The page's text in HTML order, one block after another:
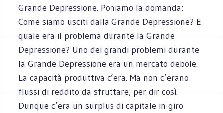
Grande Depressione. Poniamo la domanda:
Come siamo usciti dalla Grande Depressione? E
quale era il problema durante la Grande
Depressione? Uno dei grandi problemi durante
la Grande Depressione era un mercato debole.
La capacità produttiva c’era. Ma non c’erano
flussi di reddito da sfruttare, per dir così.
Dunque c’era un surplus di capitale in giro